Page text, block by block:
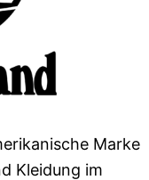
Marke
Kleidung im